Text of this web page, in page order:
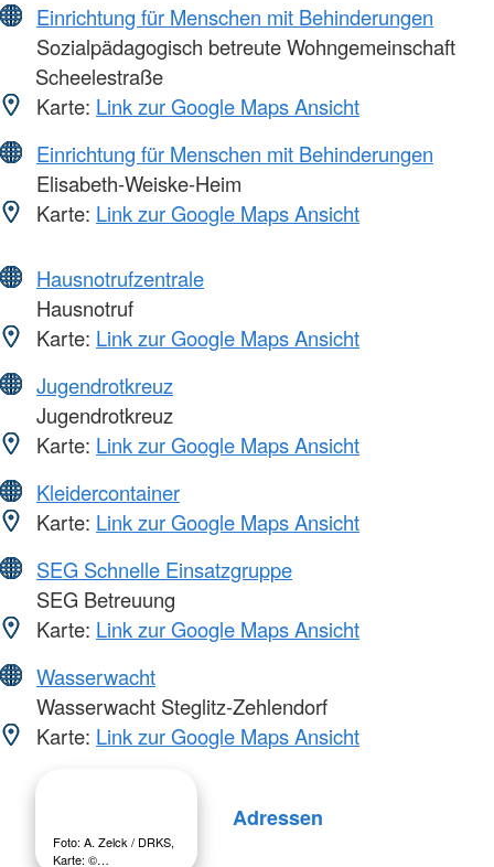
Einrichtung für Menschen mit Behinderungen
Sozialpädagogisch betreute Wohngemeinschaft
Scheelestraße
Karte: Link zur Google Maps Ansicht
Einrichtung für Menschen mit Behinderungen
Elisabeth-Weiske-Heim
Karte: Link zur Google Maps Ansicht
Hausnotrufzentrale
Hausnotruf
Karte: Link zur Google Maps Ansicht
Jugendrotkreuz
Jugendrotkreuz
Karte: Link zur Google Maps Ansicht
Kleidercontainer
Karte: Link zur Google Maps Ansicht
SEG Schnelle Einsatzgruppe
SEG Betreuung
Karte: Link zur Google Maps Ansicht
Wasserwacht
Wasserwacht Steglitz-Zehlendorf
Karte: Link zur Google Maps Ansicht
Foto: A. Zelck / DRKS,
Karte: ©…
Adressen